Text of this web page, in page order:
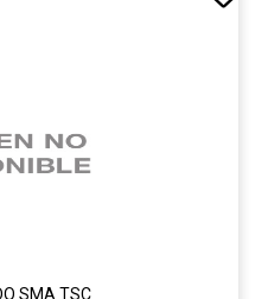
SMA TSC